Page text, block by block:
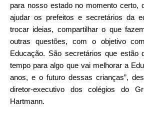
para nosso estado no momento certo,
ajudar os prefeitos e secretários da
trocar ideias, compartilhar o que
outras questões, com o objetivo
Educação. São secretários que estão
tempo para algo que vai melhorar a
anos, e o futuro dessas crianças”,
diretor-executivo dos colégios do
Hartmann.